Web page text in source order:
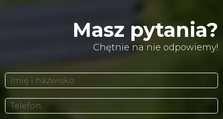
Masz pytania?
Chętnie na nie odpowiemy!